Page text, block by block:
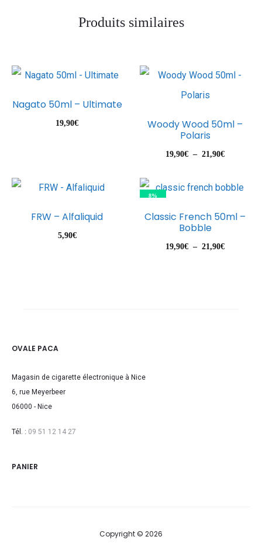
Produits similaires
Nagato 50ml – Ultimate
19,90€
Woody Wood 50ml –
Polaris
19,90€ – 21,90€Plage
prix :
21,90€
FRW – Alfaliquid
5,90€
8%
Classic French 50ml –
Bobble
19,90€ – 21,90€Plage
OVALE PACA
Magasin de cigarette électronique à Nice
6, rue Meyerbeer
06000 - Nice
Tél. : 09 51 12 14 27
PANIER
Copyright © 2026